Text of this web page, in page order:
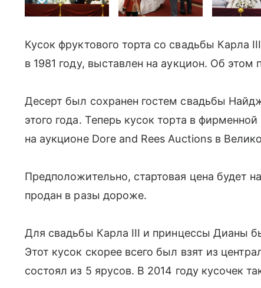
Кусок фруктового торта со свадьбы Карла
в 1981 году, выставлен на аукцион. Об этом
Десерт был сохранен гостем свадьбы
этого года. Теперь кусок торта в
на аукционе Dore and Rees Auctions в
Предположительно, стартовая цена будет
продан в разы дороже.
Для свадьбы Карла III и принцессы Дианы
Этот кусок скорее всего был взят из
состоял из 5 ярусов. В 2014 году кусочек